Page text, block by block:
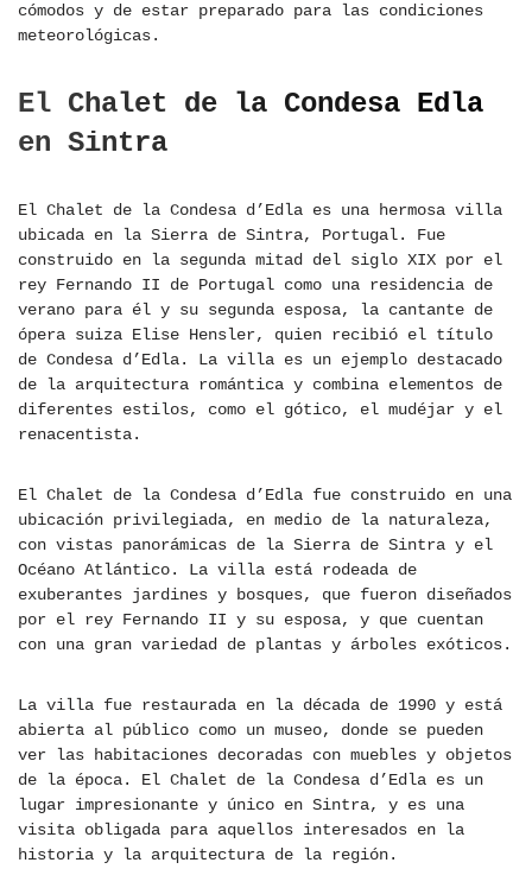
cómodos y de estar preparado para las condiciones
meteorológicas.
El Chalet de la Condesa Edla
en Sintra
El Chalet de la Condesa d’Edla es una hermosa villa
ubicada en la Sierra de Sintra, Portugal. Fue
construido en la segunda mitad del siglo XIX por el
rey Fernando II de Portugal como una residencia de
verano para él y su segunda esposa, la cantante de
ópera suiza Elise Hensler, quien recibió el título
de Condesa d’Edla. La villa es un ejemplo destacado
de la arquitectura romántica y combina elementos de
diferentes estilos, como el gótico, el mudéjar y el
renacentista.
El Chalet de la Condesa d’Edla fue construido en una
ubicación privilegiada, en medio de la naturaleza,
con vistas panorámicas de la Sierra de Sintra y el
Océano Atlántico. La villa está rodeada de
exuberantes jardines y bosques, que fueron diseñados
por el rey Fernando II y su esposa, y que cuentan
con una gran variedad de plantas y árboles exóticos.
La villa fue restaurada en la década de 1990 y está
abierta al público como un museo, donde se pueden
ver las habitaciones decoradas con muebles y objetos
de la época. El Chalet de la Condesa d’Edla es un
lugar impresionante y único en Sintra, y es una
visita obligada para aquellos interesados en la
historia y la arquitectura de la región.